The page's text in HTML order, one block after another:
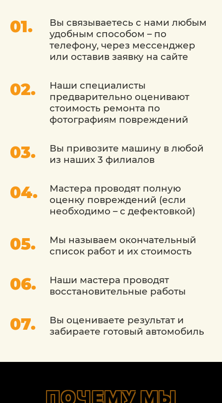
несложный ремонт вмятины Ford (Форд)
выполняется срочно. Дополнительным
удобством для владельцев является
собственный склад запчастей,
позволяющий дешево купить многие
Сроки выполнения восстановительных
работ напрямую зависят от степени и
масштабности повреждения. Небольшие
жесткости или геометрии детали
исправляются за 1-2 часа. Чуть больше
времени необходимо на восстановление
функциональность и необходим
демонтаж детали, то время
беспокрасочного восстановления может
ОСОБЕННОСТИ РЕМОНТА
Благодаря отличному качеству металла у
столкновения и «бытовые»
происшествия приводят к появлению
без повреждения ребра жесткости. Их
крыльях. Они наиболее легки в
восстановлении, наименее затратны по
Вы связываетесь с нами любым
удобным способом – по
телефону, через мессенджер
или оставив заявку на сайте
Наши специалисты
предварительно оценивают
стоимость ремонта по
фотографиям повреждений
Вы привозите машину в любой
из наших 3 филиалов
Мастера проводят полную
оценку повреждений (если
необходимо – с дефектовкой)
Мы называем окончательный
список работ и их стоимость
Наши мастера проводят
восстановительные работы
Вы оцениваете результат и
забираете готовый автомобиль
ПОЧЕМУ МЫ